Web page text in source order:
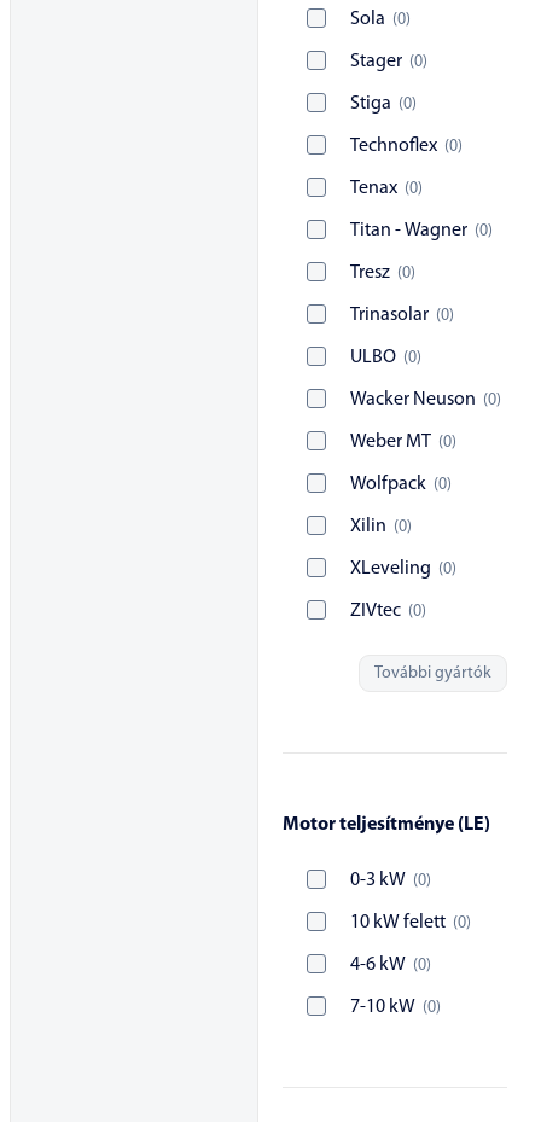
Sola (0)
Stager (0)
Stiga (0)
Technoflex (0)
Tenax (0)
Titan - Wagner (0)
Tresz (0)
Trinasolar (0)
ULBO (0)
Wacker Neuson (0)
Weber MT (0)
Wolfpack (0)
Xilin (0)
XLeveling (0)
ZIVtec (0)
További gyártók
Motor teljesítménye (LE)
0-3 kW (0)
10 kW felett (0)
4-6 kW (0)
7-10 kW (0)